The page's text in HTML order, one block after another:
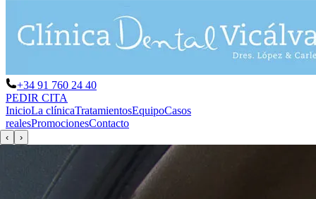
+34 91 760 24 40
PEDIR CITA
InicioLa clínicaTratamientosEquipoCasos
realesPromocionesContacto
‹ ›